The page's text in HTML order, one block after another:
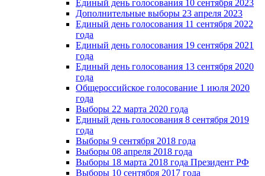
Единый день голосования 10 сентября 2023
Дополнительные выборы 23 апреля 2023
Единый день голосования 11 сентября 2022
года
Единый день голосования 19 сентября 2021
года
Единый день голосования 13 сентября 2020
года
Общероссийское голосование 1 июля 2020
года
Выборы 22 марта 2020 года
Единый день голосования 8 сентября 2019
года
Выборы 9 сентября 2018 года
Выборы 08 апреля 2018 года
Выборы 18 марта 2018 года Президент РФ
Выборы 10 сентября 2017 года